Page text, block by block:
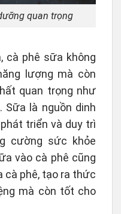
quan trọng
cà phê sữa không
lượng mà còn
quan trọng như
Sữa là nguồn dinh
triển và duy trì
cường sức khỏe
vào cà phê cũng
cà phê, tạo ra thức
mà còn tốt cho